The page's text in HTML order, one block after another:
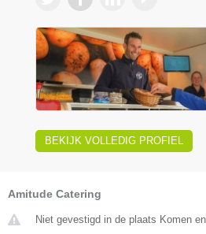
BEKIJK VOLLEDIG PROFIEL
Amitude Catering
Niet gevestigd in de plaats Komen